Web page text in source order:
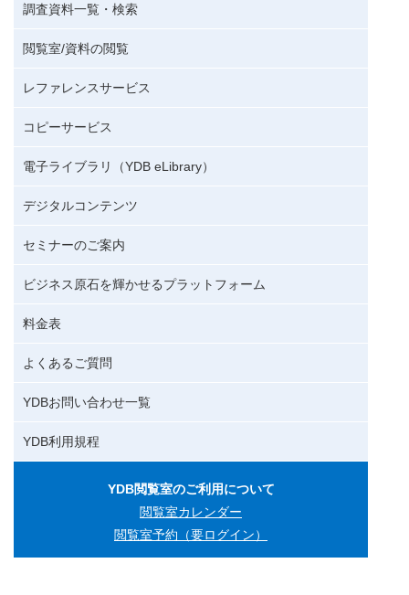
調査資料一覧・検索
閲覧室/資料の閲覧
レファレンスサービス
コピーサービス
電子ライブラリ（YDB eLibrary）
デジタルコンテンツ
セミナーのご案内
ビジネス原石を輝かせるプラットフォーム
料金表
よくあるご質問
YDBお問い合わせ一覧
YDB利用規程
YDB閲覧室のご利用について
閲覧室カレンダー
閲覧室予約（要ログイン）